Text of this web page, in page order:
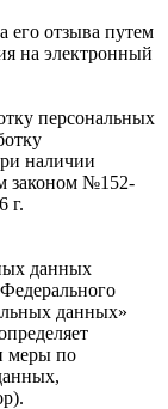
его отзыва путем
на электронный
персональных
наличии
законом №152-
г.
данных
данных»
меры по